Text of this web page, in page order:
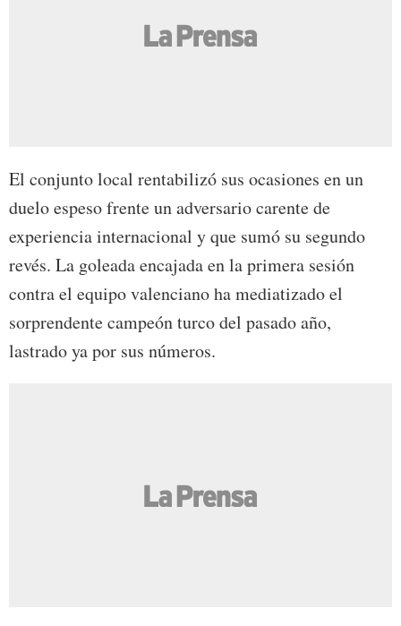
El conjunto local rentabilizó sus ocasiones en un
duelo espeso frente un adversario carente de
experiencia internacional y que sumó su segundo
revés. La goleada encajada en la primera sesión
contra el equipo valenciano ha mediatizado el
sorprendente campeón turco del pasado año,
lastrado ya por sus números.